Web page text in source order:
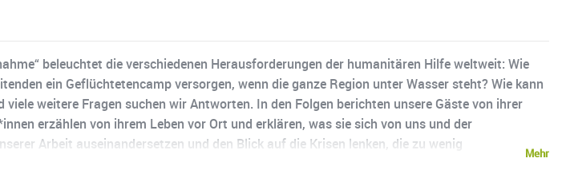
beleuchtet die verschiedenen Herausforderungen der humanitären Hilfe weltweit: Wie
ein Geflüchtetencamp versorgen, wenn die ganze Region unter Wasser steht? Wie kann
weitere Fragen suchen wir Antworten. In den Folgen berichten unsere Gäste von ihrer
erzählen von ihrem Leben vor Ort und erklären, was sie sich von uns und der
Arbeit auseinandersetzen und den Blick auf die Krisen lenken, die zu wenig
Mehr